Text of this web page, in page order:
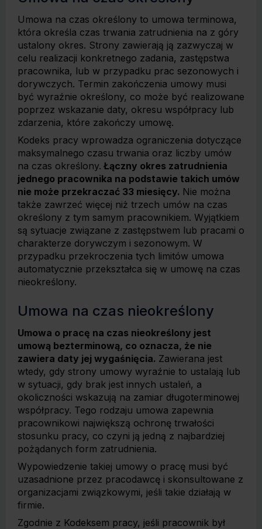
Umowa na czas określony to umowa terminowa,
która określa czas trwania zatrudnienia na z góry
ustalony okres. Strony zawierają ją zazwyczaj w
celu realizacji konkretnego zadania, zastępstwa
pracownika, lub w przypadku prac sezonowych i
dorywczych. Termin zakończenia umowy musi
być wyraźnie określony, co może być realizowane
poprzez wskazanie daty, okresu współpracy lub
zdarzenia, które zakończy umowę.
Kodeks pracy wprowadza ograniczenia dotyczące
maksymalnego czasu trwania oraz liczby umów
na czas określony. Łączny okres zatrudnienia
jednego pracownika na podstawie takich umów
nie może przekraczać 33 miesięcy. Nie można
także zawrzeć więcej niż trzech umów na czas
określony z tym samym pracownikiem. Wyjątkiem
są sytuacje związane z zastępstwem lub pracami o
charakterze dorywczym i sezonowym. W
przypadku przekroczenia tych limitów umowa
automatycznie przekształca się w umowę na czas
nieokreślony.
Umowa na czas nieokreślony
Umowa o pracę na czas nieokreślony jest
umową bezterminową, co oznacza, że nie
zawiera daty jej wygaśnięcia. Zawierana jest
wtedy, gdy strony umowy wyraźnie to ustalają lub
w sytuacji, gdy brak jest innych ustaleń, a
okoliczności wskazują na zamiar długoterminowej
współpracy. Tego rodzaju umowa zapewnia
pracownikowi największą ochronę trwałości
stosunku pracy, co czyni ją jedną z najbardziej
pożądanych form zatrudnienia.
Wypowiedzenie takiej umowy o pracę musi być
uzasadnione przez pracodawcę i skonsultowane z
organizacjami związkowymi, jeśli takie działają w
firmie.
Zgodnie z Kodeksem pracy, jeśli pracownik był